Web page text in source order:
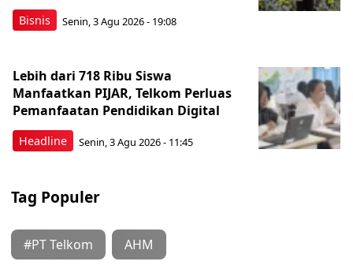
Bisnis Senin, 3 Agu 2026 - 19:08
Headline
Lebih dari 718 Ribu Siswa
Manfaatkan PIJAR, Telkom Perluas
Pemanfaatan Pendidikan Digital
Senin, 3 Agu 2026 - 11:45
Tag Populer
#PT Telkom AHM